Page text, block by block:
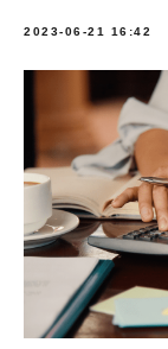
2023-06-21 16:42